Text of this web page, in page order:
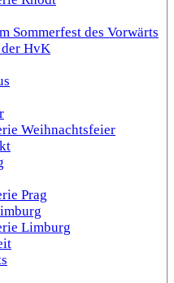
Sommerfest des Vorwärts
HvK
Weihnachtsfeier
Prag
Limburg